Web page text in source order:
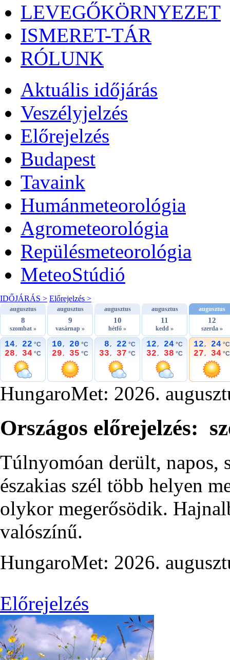
LEVEGŐKÖRNYEZET
ISMERET-TÁR
RÓLUNK
Aktuális időjárás
Veszélyjelzés
Előrejelzés
Budapest
Tavaink
Humánmeteorológia
Agrometeorológia
Repülésmeteorológia
MeteoStúdió
IDŐJÁRÁS > Előrejelzés >
augusztus
8
szombat »
14, 22 °C
28, 34 °C
augusztus
9
vasárnap »
10, 20 °C
29, 35 °C
augusztus
10
hétfő »
8, 22 °C
33, 37 °C
augusztus
11
kedd »
12, 24 °C
32, 38 °C
augusztus
12
szerda »
12, 24 °C
27, 34 °C
HungaroMet: 2026.
Országos előrejelzés:
Túlnyomóan derült, napos,
északias szél több helyen
olykor megerősödik.
valószínű.
HungaroMet: 2026.
Előrejelzés